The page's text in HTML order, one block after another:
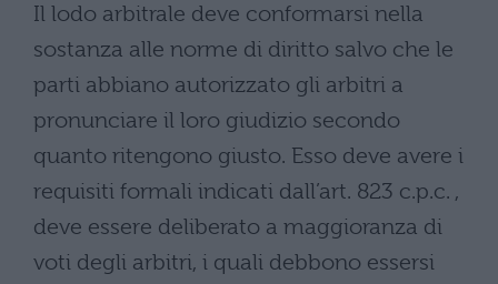
Il lodo arbitrale deve conformarsi nella
sostanza alle norme di diritto salvo che le
parti abbiano autorizzato gli arbitri a
pronunciare il loro giudizio secondo
quanto ritengono giusto. Esso deve avere i
requisiti formali indicati dall’art. 823 c.p.c. ,
deve essere deliberato a maggioranza di
voti degli arbitri, i quali debbono essersi